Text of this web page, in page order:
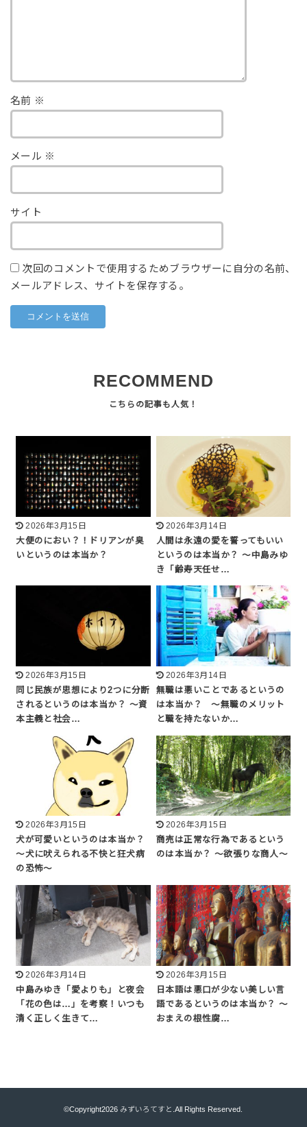
名前 ※
メール ※
サイト
次回のコメントで使用するためブラウザーに自分の名前、
メールアドレス、サイトを保存する。
RECOMMEND
2026年3月15日
大便のにおい？！ドリアンが臭
いというのは本当か？
2026年3月14日
人間は永遠の愛を誓ってもいい
というのは本当か？ 〜中島みゆ
き「齢寿天任せ…
2026年3月15日
同じ民族が思想により2つに分断
されるというのは本当か？ 〜資
本主義と社会…
2026年3月14日
無職は悪いことであるというの
は本当か？ 〜無職のメリット
と職を持たないか…
2026年3月15日
犬が可愛いというのは本当か？
〜犬に吠えられる不快と狂犬病
の恐怖〜
2026年3月15日
商売は正常な行為であるという
のは本当か？ 〜欲張りな商人〜
2026年3月14日
中島みゆき「愛よりも」と夜会
「花の色は…」を考察！いつも
清く正しく生きて…
2026年3月15日
日本語は悪口が少ない美しい言
語であるというのは本当か？ 〜
おまえの根性腐…
©Copyright2026 みずいろてすと .All Rights Reserved.